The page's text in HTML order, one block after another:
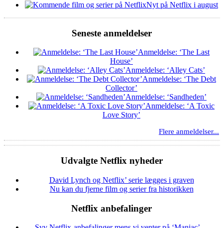
Nyt på Netflix i august
Seneste anmeldelser
Anmeldelse: ‘The Last
House’
Anmeldelse: ‘Alley Cats’
Anmeldelse: ‘The Debt
Collector’
Anmeldelse: ‘Sandheden’
Anmeldelse: ‘A Toxic
Love Story’
Flere anmeldelser...
Udvalgte Netflix nyheder
David Lynch og Netflix’ serie lægges i graven
Nu kan du fjerne film og serier fra historikken
Netflix anbefalinger